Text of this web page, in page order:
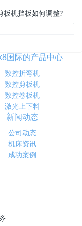
板机挡板如何调整?
国际的产品中心
数控折弯机
数控剪板机
数控卷板机
激光上下料
新闻动态
公司动态
机床资讯
成功案例